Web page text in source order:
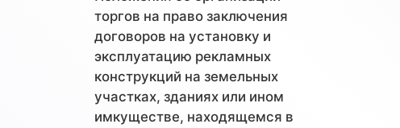
торгов на право заключения
договоров на установку и
эксплуатацию рекламных
конструкций на земельных
участках, зданиях или ином
имкуществе, находящемся в